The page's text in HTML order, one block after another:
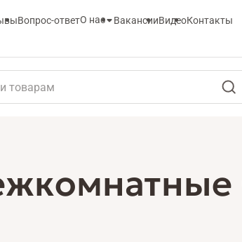
Вопрос-ответО нас ВакансииВидеоКонтакты